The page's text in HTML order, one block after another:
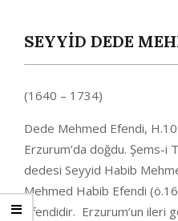
SEYYİD DEDE
(1640 – 1734)
Dede Mehmed Efendi,
Erzurum’da doğdu. Şems-i
dedesi Seyyid Habib
Mehmed Habib Efendi
Efendidir. Erzurum’un ileri